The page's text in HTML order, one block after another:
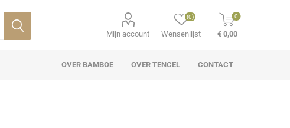
Mijn account Wensenlijst
(0) 0
€ 0,00
OVER BAMBOE OVER TENCEL CONTACT